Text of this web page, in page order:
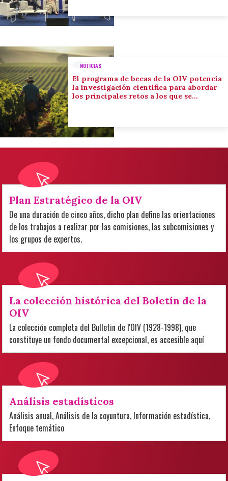
NOTICIAS
El programa de becas de la OIV potencia
la investigación científica para abordar
los principales retos a los que se
Plan Estratégico de la OIV
De una duración de cinco años, dicho plan define las orientaciones
de los trabajos a realizar por las comisiones, las subcomisiones y
los grupos de expertos.
La colección histórica del Boletín de la
OIV
La colección completa del Bulletin de l'OIV (1928-1998), que
constituye un fondo documental excepcional, es accesible aquí
Análisis estadísticos
Análisis anual, Análisis de la coyuntura, Información estadística,
Enfoque temático